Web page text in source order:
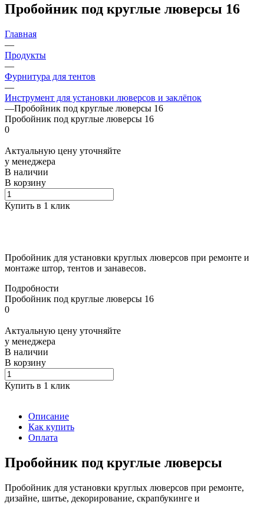
Пробойник под круглые люверсы 16
Главная
—
Продукты
—
Фурнитура для тентов
—
Инструмент для установки люверсов и заклёпок
—Пробойник под круглые люверсы 16
Пробойник под круглые люверсы 16
0
Актуальную цену уточняйте
у менеджера
В наличии
В корзину
Купить в 1 клик
Пробойник для установки круглых люверсов при ремонте и
монтаже штор, тентов и занавесов.
Подробности
Пробойник под круглые люверсы 16
0
Актуальную цену уточняйте
у менеджера
В наличии
В корзину
Купить в 1 клик
Описание
Как купить
Оплата
Пробойник под круглые люверсы
Пробойник для установки круглых люверсов при ремонте,
дизайне, шитье, декорирование, скрапбукинге и